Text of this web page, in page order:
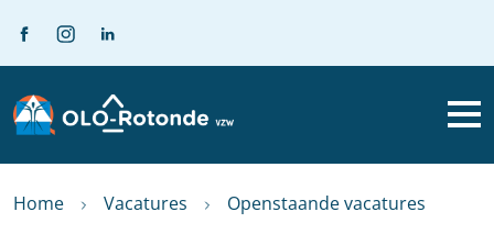
Home Vacatures Openstaande vacatures